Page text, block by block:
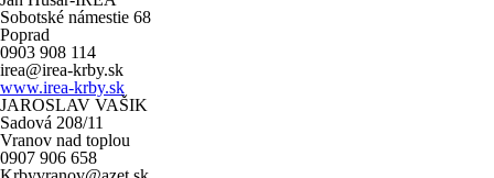
Sobotské námestie 68
Poprad
0903 908 114
irea@irea-krby.sk
www.irea-krby.sk
JAROSLAV VAŠIK
Sadová 208/11
Vranov nad toplou
0907 906 658